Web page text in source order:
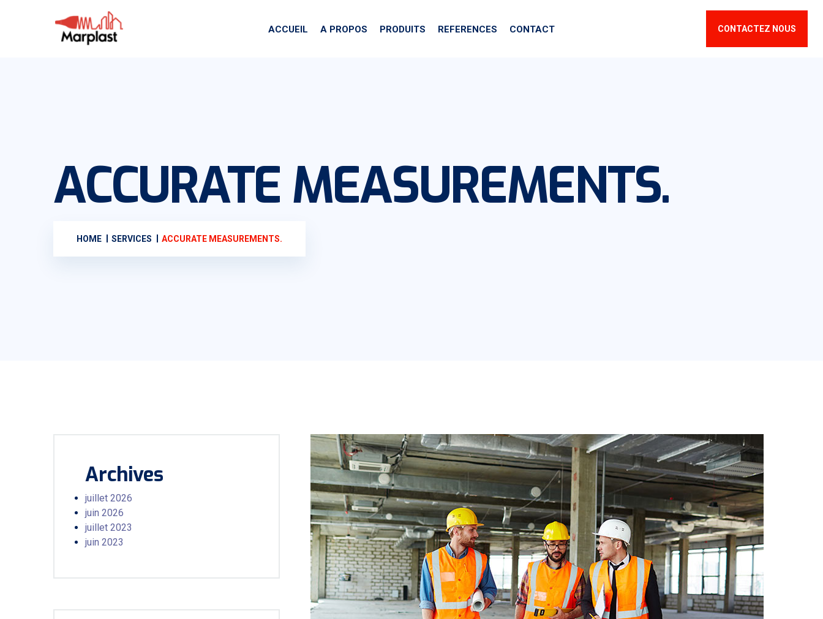
ACCUEIL A PROPOS PRODUITS REFERENCES CONTACT CONTACTEZ NOUS
ACCURATE MEASUREMENTS.
HOME SERVICES ACCURATE MEASUREMENTS.
Archives
juillet 2026
juin 2026
juillet 2023
juin 2023